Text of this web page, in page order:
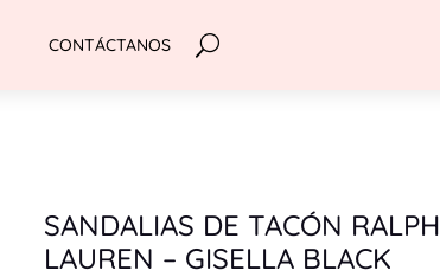
CONTÁCTANOS
SANDALIAS DE TACÓN RALPH
LAUREN – GISELLA BLACK